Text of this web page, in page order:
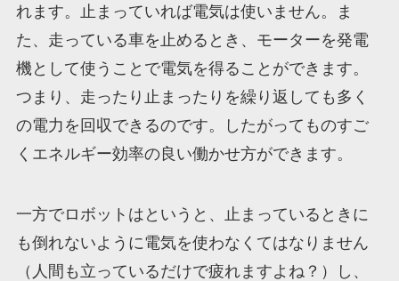
れます。止まっていれば電気は使いません。ま
た、走っている車を止めるとき、モーターを発電
機として使うことで電気を得ることができます。
つまり、走ったり止まったりを繰り返しても多く
の電力を回収できるのです。したがってものすご
くエネルギー効率の良い働かせ方ができます。
一方でロボットはというと、止まっているときに
も倒れないように電気を使わなくてはなりません
（人間も立っているだけで疲れますよね？）し、